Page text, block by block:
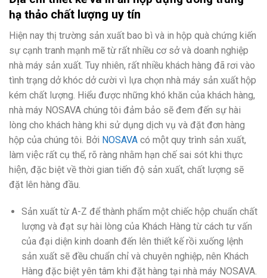
hạ thảo chất lượng uy tín
Hiện nay thị trường sản xuất bao bì và in hộp quà chứng kiến
sự cạnh tranh mạnh mẽ từ rất nhiều cơ sở và doanh nghiệp
nhà máy sản xuất. Tuy nhiên, rất nhiều khách hàng đã rơi vào
tình trạng dở khóc dở cười vì lựa chọn nhà máy sản xuất hộp
kém chất lượng. Hiểu được những khó khăn của khách hàng,
nhà máy NOSAVA chúng tôi đảm bảo sẽ đem đến sự hài
lòng cho khách hàng khi sử dụng dịch vụ và đặt đơn hàng
hộp của chúng tôi. Bởi NOSAVA có một quy trình sản xuất,
làm việc rất cụ thể, rõ ràng nhằm hạn chế sai sót khi thực
hiện, đặc biệt về thời gian tiến độ sản xuất, chất lượng sẽ
đặt lên hàng đầu.
Sản xuất từ A-Z để thành phẩm một chiếc hộp chuẩn chất
lượng và đạt sự hài lòng của Khách Hàng từ cách tư vấn
của đại diện kinh doanh đến lên thiết kế rồi xuống lệnh
sản xuất sẽ đều chuẩn chỉ và chuyên nghiệp, nên Khách
Hàng đặc biệt yên tâm khi đặt hàng tại nhà máy NOSAVA.